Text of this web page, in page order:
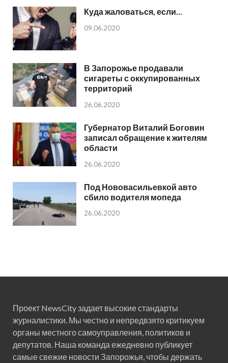
Куда жаловаться, если…
09.06.2020
В Запорожье продавали
сигареты с оккупированных
территорий
26.06.2020
Губернатор Виталий Боговин
записал обращение к жителям
области
26.06.2020
Под Нововасильевкой авто
сбило водителя мопеда
26.06.2020
Проект NewsCity задает высокие стандарты
журналистики. Мы честно и непредвзято критикуем
органы местного самоуправления, политиков и
депутатов. Наша команда ежедневно публикует
самые свежие новости Запорожья, чтобы держать